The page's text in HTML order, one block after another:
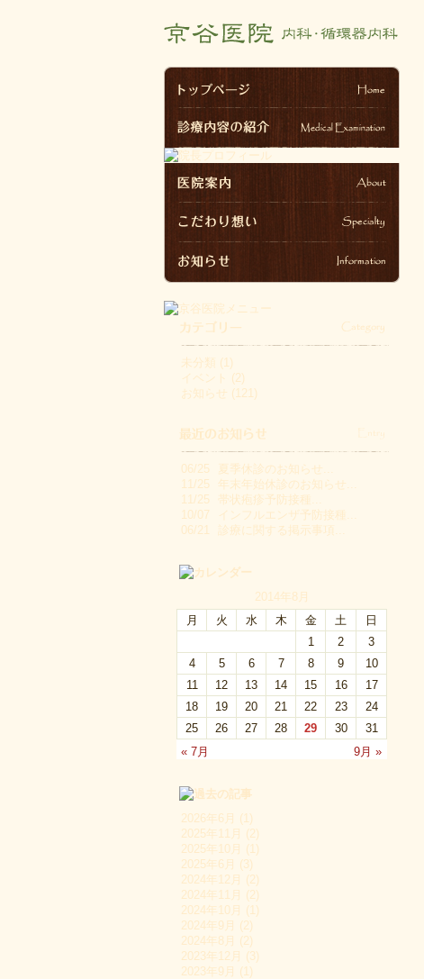
未分類 (1)
イベント (2)
お知らせ (121)
06/25
夏季休診のお知らせ...
11/25
年末年始休診のお知らせ...
11/25
帯状疱疹予防接種...
10/07
インフルエンザ予防接種...
06/21
診療に関する掲示事項...
2014年8月
月
火 水 木 金 土 日
« 7月 9月 »
1 2
3
4
5 6 7 8 9
10
11
12 13 14 15 16
17
18
19 20 21 22 23
24
25
26 27 28 29 30 31
2026年6月 (1)
2025年11月 (2)
2025年10月 (1)
2025年6月 (3)
2024年12月 (2)
2024年11月 (2)
2024年10月 (1)
2024年9月 (2)
2024年8月 (2)
2023年12月 (3)
2023年9月 (1)